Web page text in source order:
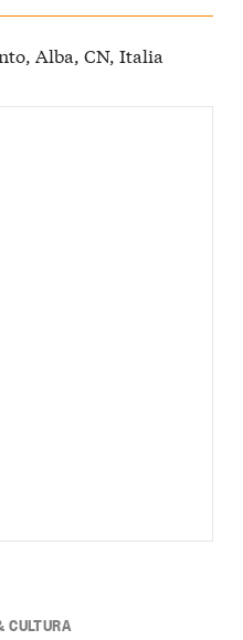
Alba, CN, Italia
CULTURA